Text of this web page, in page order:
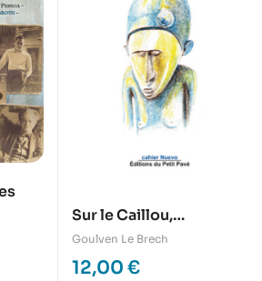
Sur le Caillou,
pérégrinations en
Mélanésie
Goulven Le Brech
12,00 €